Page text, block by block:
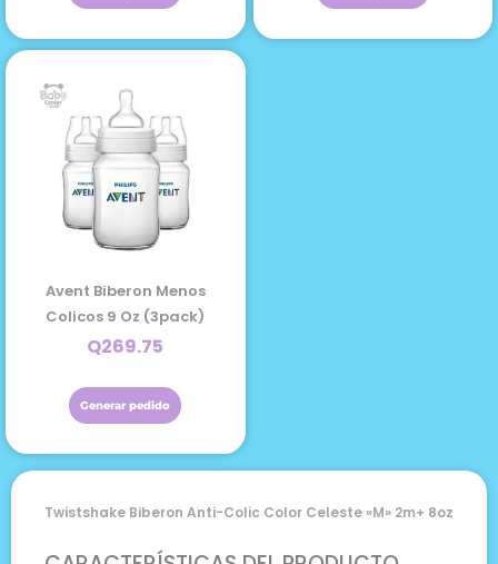
Twistshake Biberon Anti-Colic Color Celeste «m» 2m+ 8oz
Avent Biberon Menos
Colicos 9 Oz (3pack)
Q269.75
Generar pedido